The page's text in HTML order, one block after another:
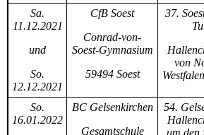
Sa.
11.12.2021
und
So.
12.12.2021
CfB Soest
Conrad-von-
Soest-Gymnasium
59494 Soest
37.
von
So.
16.01.2022
BC Gelsenkirchen
Gesamtschule
54.